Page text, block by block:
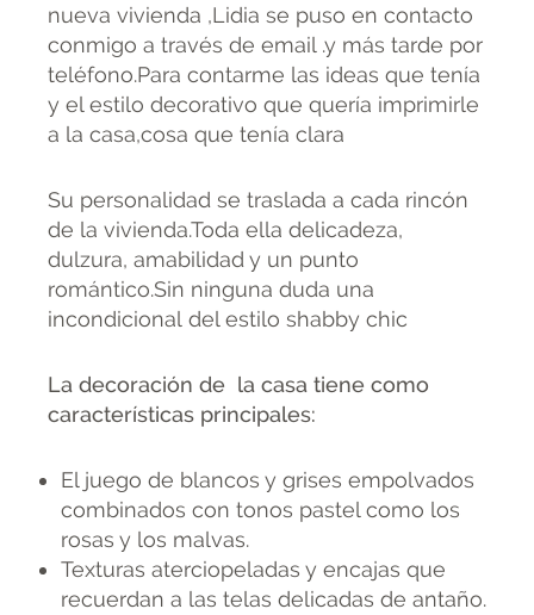
nueva vivienda ,Lidia se puso en contacto
conmigo a través de email .y más tarde por
teléfono.Para contarme las ideas que tenía
y el estilo decorativo que quería imprimirle
a la casa,cosa que tenía clara
Su personalidad se traslada a cada rincón
de la vivienda.Toda ella delicadeza,
dulzura, amabilidad y un punto
romántico.Sin ninguna duda una
incondicional del estilo shabby chic
La decoración de la casa tiene como
características principales:
El juego de blancos y grises empolvados
combinados con tonos pastel como los
rosas y los malvas.
Texturas aterciopeladas y encajas que
recuerdan a las telas delicadas de antaño.